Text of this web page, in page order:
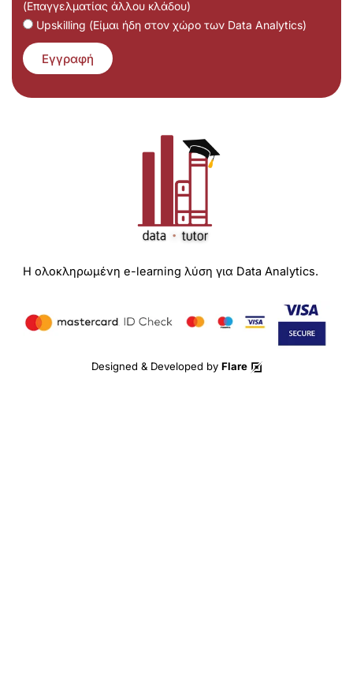
(Επαγγελματίας άλλου κλάδου)
Upskilling (Είμαι ήδη στον χώρο των Data Analytics)
Εγγραφή
Η ολοκληρωμένη e-learning λύση για Data Analytics.
Designed & Developed by Flare